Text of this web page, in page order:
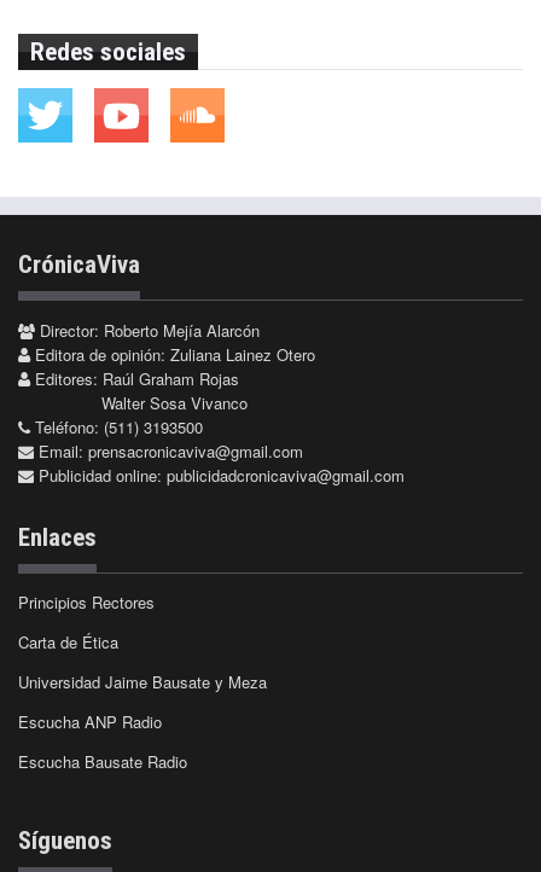
Redes sociales
CrónicaViva
Director: Roberto Mejía Alarcón
Editora de opinión: Zuliana Lainez Otero
Editores: Raúl Graham Rojas
Walter Sosa Vivanco
Teléfono: (511) 3193500
Email: prensacronicaviva@gmail.com
Publicidad online: publicidadcronicaviva@gmail.com
Enlaces
Principios Rectores
Carta de Ética
Universidad Jaime Bausate y Meza
Escucha ANP Radio
Escucha Bausate Radio
Síguenos